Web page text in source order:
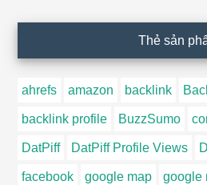
Thẻ sản
ahrefs amazon backlink
backlink profile BuzzSumo
DatPiff DatPiff Profile Views
facebook google map google